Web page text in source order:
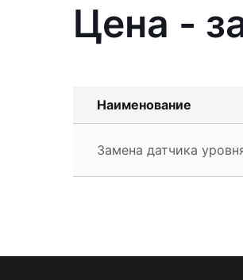
Цена -
Наименование
Замена датчика